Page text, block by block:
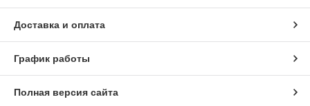
Доставка и оплата
График работы
Полная версия сайта